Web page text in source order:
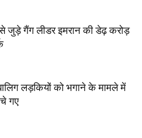
से जुड़े गैंग लीडर इमरान की डेढ़ करोड़
लड़कियों को भगाने के मामले में
गए